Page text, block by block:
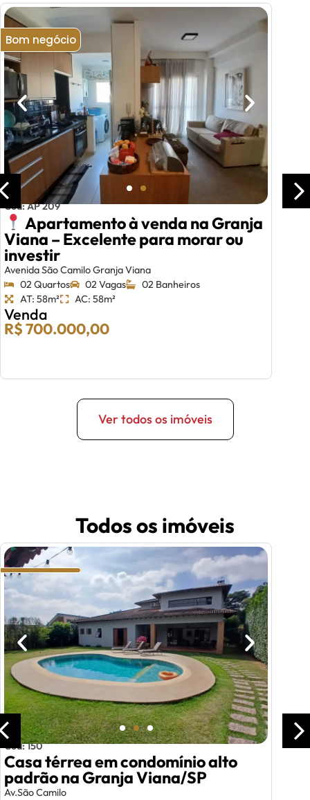
Bom negócio
Cód: AP 209
Apartamento à venda na Granja
Viana – Excelente para morar ou
investir
Avenida São Camilo Granja Viana
02 Quartos
02 Vagas
02 Banheiros
AT: 58m²
AC: 58m²
Venda
R$ 700.000,00
Ver todos os imóveis
Todos os imóveis
Cód: 150
Casa térrea em condomínio alto
padrão na Granja Viana/SP
Av.São Camilo